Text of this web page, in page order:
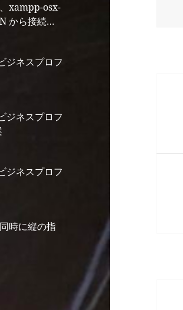
xampp-osx-
から接続で
ファイアウ
ジネスプロフ
ジネスプロフ
ジネスプロフ
時に縦の指